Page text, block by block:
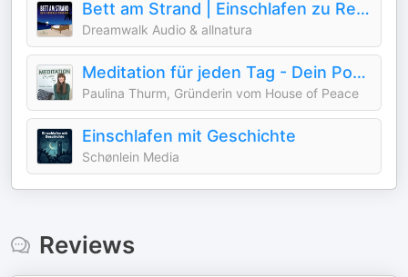
Bett am Strand | Einschlafen zu Reisegeschichten
Dreamwalk Audio & allnatura
Meditation für jeden Tag - Dein Podcast für geführte Meditationen und Entspannung
Paulina Thurm, Gründerin vom House of Peace
Einschlafen mit Geschichte
Schønlein Media
Reviews